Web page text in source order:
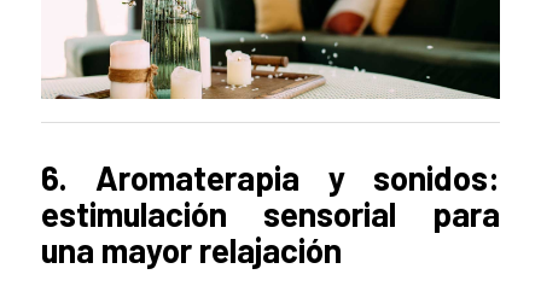
6. Aromaterapia y sonidos:
estimulación sensorial para
una mayor relajación